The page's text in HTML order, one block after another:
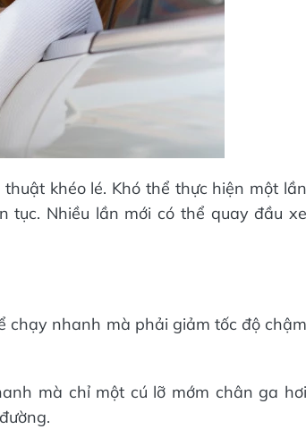
khéo lé. Khó thể thực hiện một lần
tục. Nhiều lần mới có thể quay đầu xe
chạy nhanh mà phải giảm tốc độ chậm
mà chỉ một cú lỡ mớm chân ga hơi